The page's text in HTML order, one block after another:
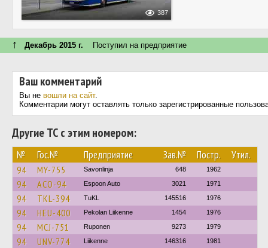
387
↑ Декабрь 2015 г. Поступил на предприятие
Ваш комментарий
Вы не вошли на сайт.
Комментарии могут оставлять только зарегистрированные
Другие ТС с этим номером:
№ Гос.№ Предприятие Зав.№ Постр. Утил.
94 MY-755 Savonlinja 648 1962
94 ACO-94 Espoon Auto 3021 1971
94 TKL-394 TuKL 145516 1976
94 HEU-400 Pekolan Liikenne 1454 1976
94 MCJ-751 Ruponen 9273 1979
94 UNV-774 Liikenne 146316 1981